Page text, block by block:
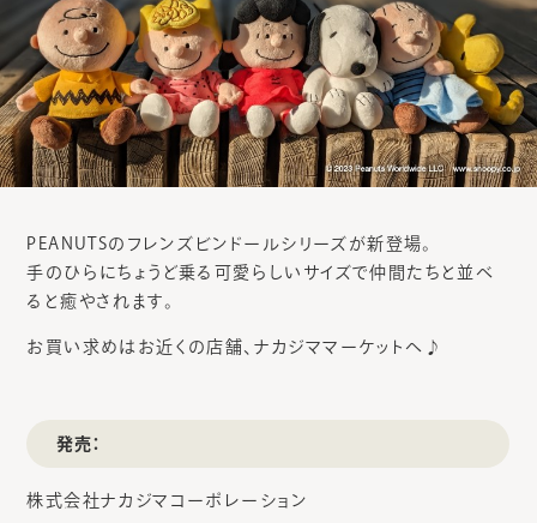
PEANUTSのフレンズビンドールシリーズが新登場。
手のひらにちょうど乗る可愛らしいサイズで仲間たちと並べ
ると癒やされます。
お買い求めはお近くの店舗、ナカジママーケットへ♪
発売：
株式会社ナカジマコーポレーション